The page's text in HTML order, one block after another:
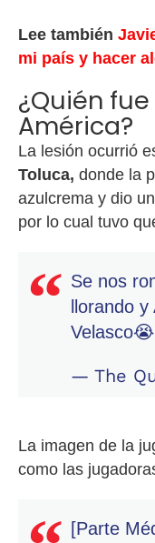
Lee también
mi país y hacer
¿Quién
América?
La lesión ocurrió
Toluca, donde la
azulcrema y dio
por lo cual tuvo
Se nos
llorando
— The
La imagen de la
como las
[Parte